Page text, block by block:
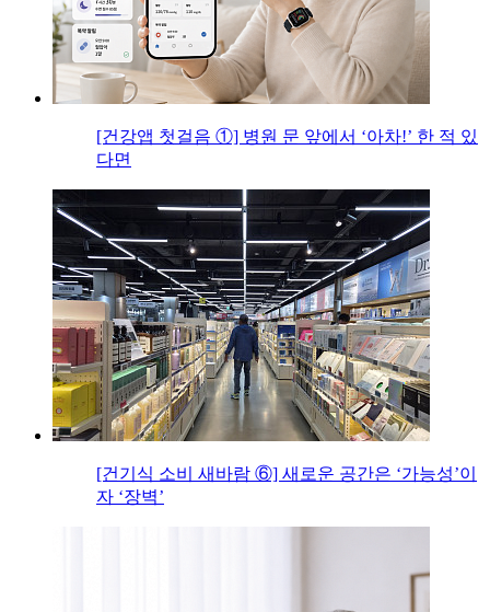
[건강앱 첫걸음 ①] 병원 문 앞에서 ‘아차!’ 한 적 있
다면
[건기식 소비 새바람 ⑥] 새로운 공간은 ‘가능성’이
자 ‘장벽’